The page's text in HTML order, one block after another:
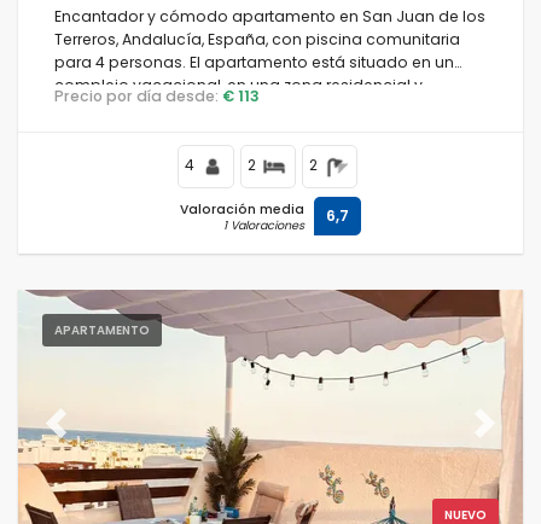
Encantador y cómodo apartamento en San Juan de los
Terreros, Andalucía, España, con piscina comunitaria
para 4 personas. El apartamento está situado en un
complejo vacacional, en una zona residencial y
montañosa cerca de la playa, a poca distancia de
tenis, y a 500 m de la playa Playa Nardos.
Precio por día desde: € 113
4 2 2
Valoración media
1 Valoraciones 6,7
APARTAMENTO
NUEVO
Previous Next